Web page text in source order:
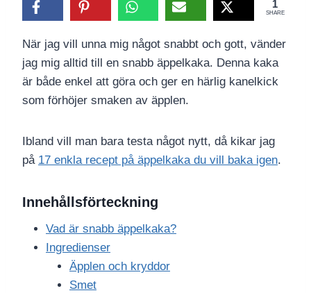
1
SHARE
När jag vill unna mig något snabbt och gott, vänder
jag mig alltid till en snabb äppelkaka. Denna kaka
är både enkel att göra och ger en härlig kanelkick
som förhöjer smaken av äpplen.
Ibland vill man bara testa något nytt, då kikar jag
på 17 enkla recept på äppelkaka du vill baka igen.
Innehållsförteckning
Vad är snabb äppelkaka?
Ingredienser
Äpplen och kryddor
Smet